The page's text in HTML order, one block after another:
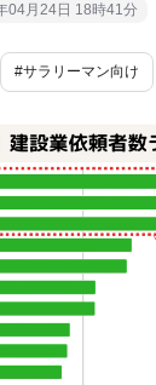
04月24日 18時41分
#サラリーマン向け